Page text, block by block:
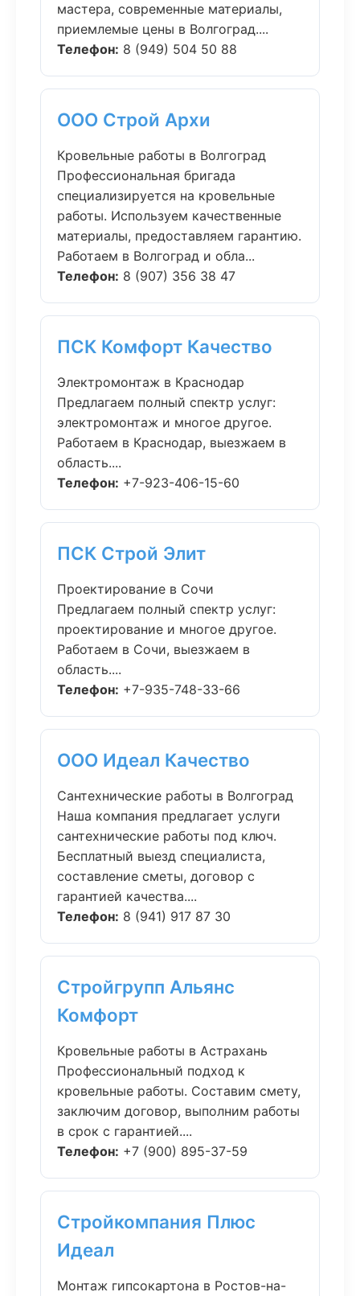
мастера, современные материалы,
приемлемые цены в Волгоград....
Телефон: 8 (949) 504 50 88
ООО Строй Архи
Кровельные работы в Волгоград
Профессиональная бригада
специализируется на кровельные
работы. Используем качественные
материалы, предоставляем гарантию.
Работаем в Волгоград и обла...
Телефон: 8 (907) 356 38 47
ПСК Комфорт Качество
Электромонтаж в Краснодар
Предлагаем полный спектр услуг:
электромонтаж и многое другое.
Работаем в Краснодар, выезжаем в
область....
Телефон: +7-923-406-15-60
ПСК Строй Элит
Проектирование в Сочи
Предлагаем полный спектр услуг:
проектирование и многое другое.
Работаем в Сочи, выезжаем в
область....
Телефон: +7-935-748-33-66
ООО Идеал Качество
Сантехнические работы в Волгоград
Наша компания предлагает услуги
сантехнические работы под ключ.
Бесплатный выезд специалиста,
составление сметы, договор с
гарантией качества....
Телефон: 8 (941) 917 87 30
Стройгрупп Альянс
Комфорт
Кровельные работы в Астрахань
Профессиональный подход к
кровельные работы. Составим смету,
заключим договор, выполним работы
в срок с гарантией....
Телефон: +7 (900) 895-37-59
Стройкомпания Плюс
Идеал
Монтаж гипсокартона в Ростов-на-